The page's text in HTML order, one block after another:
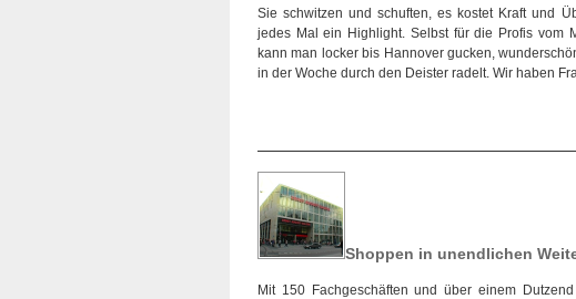
Sie schwitzen und schuften, es kostet Kraft und
jedes Mal ein Highlight. Selbst für die Profis vom
kann man locker bis Hannover gucken,
in der Woche durch den Deister radelt. Wir haben
Shoppen in unendlichen
Mit 150 Fachgeschäften und über einem